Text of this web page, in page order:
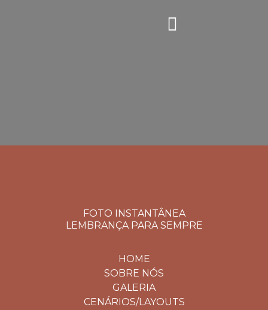
FOTO INSTANTÂNEA
LEMBRANÇA PARA SEMPRE
HOME
SOBRE NÓS
GALERIA
CENÁRIOS/LAYOUTS